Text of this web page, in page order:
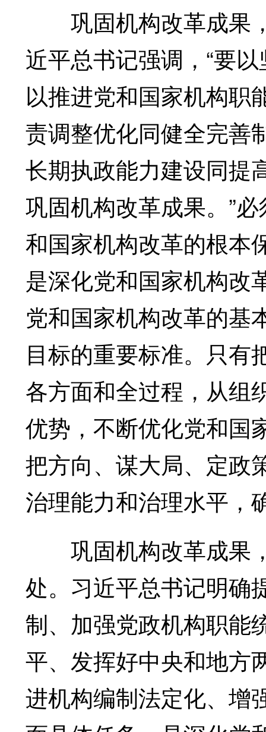
巩固机构改革成果
近平总书记强调，“要
以推进党和国家机构职
责调整优化同健全完善
长期执政能力建设同提
巩固机构改革成果。”
和国家机构改革的根本
是深化党和国家机构改
党和国家机构改革的基
目标的重要标准。只有
各方面和全过程，从组
优势，不断优化党和国
把方向、谋大局、定政
治理能力和治理水平，
巩固机构改革成果
处。习近平总书记明确
制、加强党政机构职能
平、发挥好中央和地方
进机构编制法定化、增